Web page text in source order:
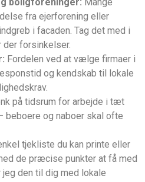
fra ejerforening eller
i facaden. Tag det med i
der forsinkelser.
Fordelen ved at vælge firmaer i
og kendskab til lokale
på tidsrum for arbejde i tæt
beboere og naboer skal ofte
tjekliste du kan printe eller
de præcise punkter at få med
den til dig med lokale